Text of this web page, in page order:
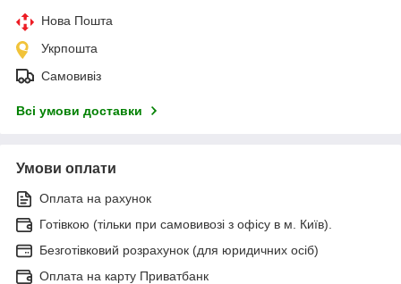
Нова Пошта
Укрпошта
Самовивіз
Всі умови доставки
Умови оплати
Оплата на рахунок
Готівкою (тільки при самовивозі з офісу в м. Київ).
Безготівковий розрахунок (для юридичних осіб)
Оплата на карту Приватбанк